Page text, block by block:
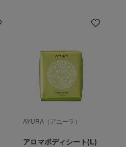
AYURA（アユーラ）
アロマボディシート(L)